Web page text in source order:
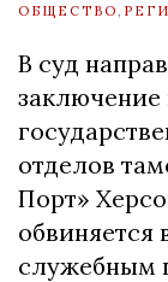
ОБЩЕСТВО
В суд
заключение
отделов
Порт»
обвиняется
служебным